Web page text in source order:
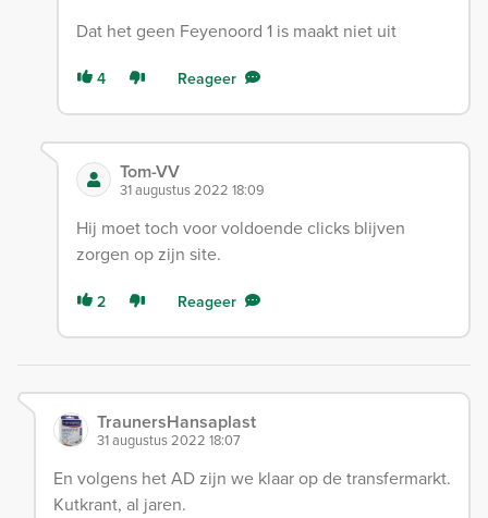
Dat het geen Feyenoord 1 is maakt niet uit
4 Reageer
Tom-VV
31 augustus 2022 18:09
Hij moet toch voor voldoende clicks blijven
zorgen op zijn site.
2 Reageer
TraunersHansaplast
31 augustus 2022 18:07
En volgens het AD zijn we klaar op de transfermarkt.
Kutkrant, al jaren.